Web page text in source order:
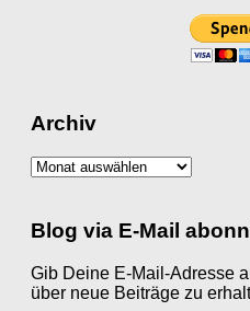
Archiv
Archiv
Blog via E-Mail
Gib Deine E-Mail-Adresse
über neue Beiträge zu